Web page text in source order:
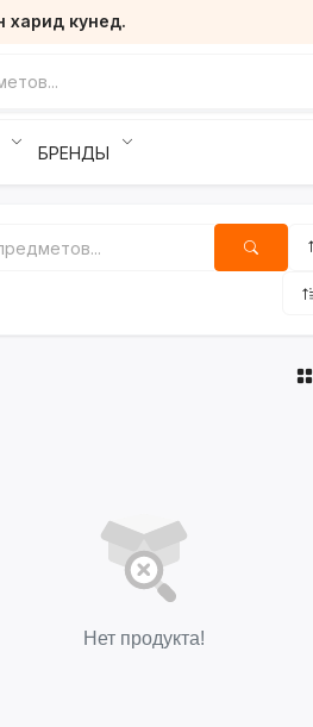
харид кунед.
БРЕНДЫ
Нет продукта!